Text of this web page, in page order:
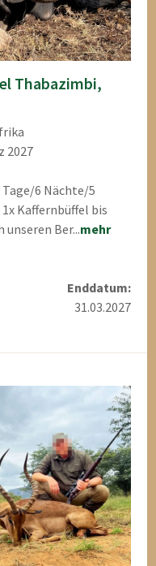
Thabazimbi,
2027
6 Nächte/5
Kaffernbüffel bis
unseren Ber...mehr
Enddatum:
31.03.2027